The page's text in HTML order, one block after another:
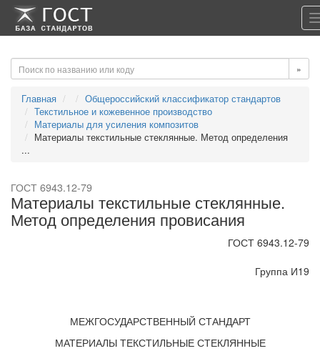
-->-->
»
Главная
Общероссийский классификатор стандартов
Текстильное и кожевенное производство
Материалы для усиления композитов
Материалы текстильные стеклянные. Метод определения
...
ГОСТ 6943.12-79
Материалы текстильные стеклянные.
Метод определения провисания
ГОСТ 6943.12-79
Группа И19
МЕЖГОСУДАРСТВЕННЫЙ СТАНДАРТ
МАТЕРИАЛЫ ТЕКСТИЛЬНЫЕ СТЕКЛЯННЫЕ